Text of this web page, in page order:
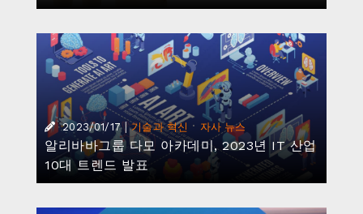
2023/01/17 | 기술과 혁신 · 자사 뉴스
알리바바그룹 다모 아카데미, 2023년 IT 산업
10대 트렌드 발표